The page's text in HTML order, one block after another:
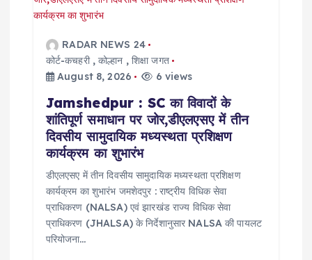
RADAR NEWS 24
कोर्ट-कचहरी,कोल्हान ,शिक्षा जगत
August 8, 2026
6 views
Jamshedpur : SC का विवादों के
शांतिपूर्ण समाधान पर जोर,डीएलएसए में तीन
दिवसीय सामुदायिक मध्यस्थता प्रशिक्षण
कार्यक्रम का शुभारंभ
डीएलएसए में तीन दिवसीय सामुदायिक मध्यस्थता प्रशिक्षण
कार्यक्रम का शुभारंभ जमशेदपुर : राष्ट्रीय विधिक सेवा
प्राधिकरण (NALSA) एवं झारखंड राज्य विधिक सेवा
प्राधिकरण (JHALSA) के निर्देशानुसार NALSA की पायलट
परियोजना…